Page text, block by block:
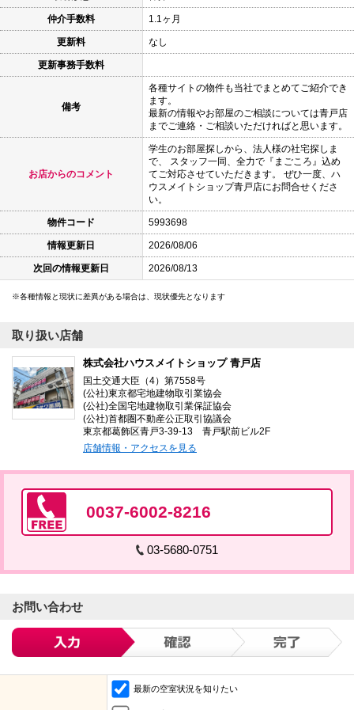
仲介手数料 1.1ヶ月
更新料 なし
更新事務手数料
備考
各種サイトの物件も当社でまとめてご紹介でき
ます。
最新の情報やお部屋のご相談については青戸店
までご連絡・ご相談いただければと思います。
お店からのコメント
学生のお部屋探しから、法人様の社宅探しま
で、 スタッフ一同、全力で『まごころ』込め
てご対応させていただきます。 ぜひ一度、ハ
ウスメイトショップ青戸店にお問合せくださ
い。
物件コード 5993698
情報更新日 2026/08/06
次回の情報更新日 2026/08/13
各種情報と現状に差異がある場合は、現状優先となります
取り扱い店舗
株式会社ハウスメイトショップ 青戸店
国土交通大臣（4）第7558号
(公社)東京都宅地建物取引業協会
(公社)全国宅地建物取引業保証協会
(公社)首都圏不動産公正取引協議会
東京都葛飾区青戸3-39-13 青戸駅前ビル2F
店舗情報・アクセスを見る
0037-6002-8216
03-5680-0751
お問い合わせ
最新の空室状況を知りたい